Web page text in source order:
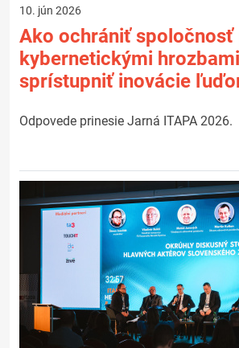
10. jún 2026
Ako ochrániť spoločnosť
kybernetickými
sprístupniť inovácie
Odpovede prinesie Jarná ITAPA 2026.